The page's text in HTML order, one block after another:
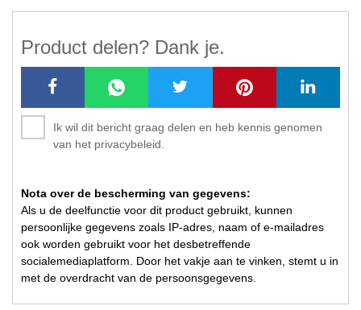
Product delen? Dank je.
Ik wil dit bericht graag delen en heb kennis genomen
van het privacybeleid.
Nota over de bescherming van gegevens:
Als u de deelfunctie voor dit product gebruikt, kunnen
persoonlijke gegevens zoals IP-adres, naam of e-mailadres
ook worden gebruikt voor het desbetreffende
socialemediaplatform. Door het vakje aan te vinken, stemt u in
met de overdracht van de persoonsgegevens.